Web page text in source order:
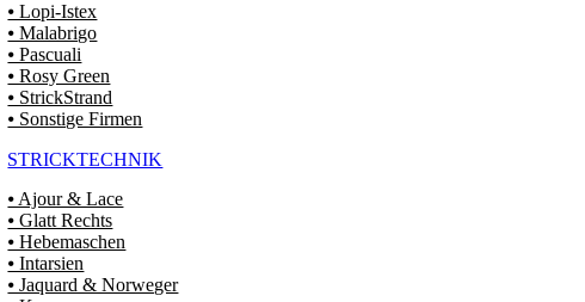
⦁ Lopi-Istex
⦁ Malabrigo
⦁ Pascuali
⦁ Rosy Green
⦁ StrickStrand
⦁ Sonstige Firmen
STRICKTECHNIK
⦁ Ajour & Lace
⦁ Glatt Rechts
⦁ Hebemaschen
⦁ Intarsien
⦁ Jaquard & Norweger